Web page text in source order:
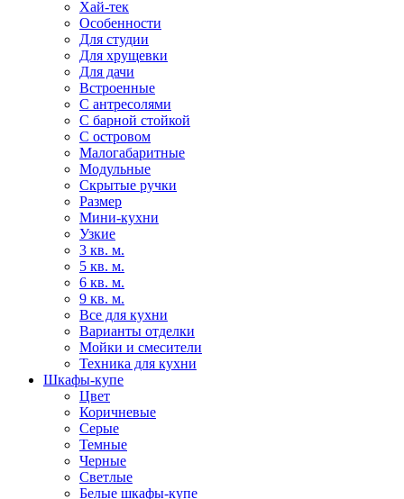
Хай-тек
Особенности
Для студии
Для хрущевки
Для дачи
Встроенные
С антресолями
С барной стойкой
С островом
Малогабаритные
Модульные
Скрытые ручки
Размер
Мини-кухни
Узкие
3 кв. м.
5 кв. м.
6 кв. м.
9 кв. м.
Все для кухни
Варианты отделки
Мойки и смесители
Техника для кухни
Шкафы-купе
Цвет
Коричневые
Серые
Темные
Черные
Светлые
Белые шкафы-купе